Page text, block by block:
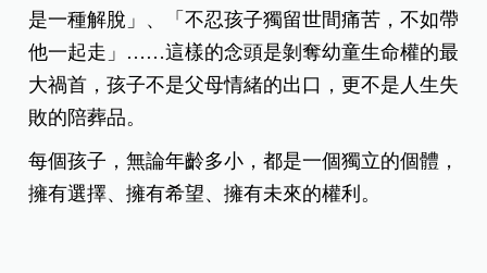
是一種解脫」、「不忍孩子獨留世間痛苦，不如帶
他一起走」……這樣的念頭是剝奪幼童生命權的最
大禍首，孩子不是父母情緒的出口，更不是人生失
敗的陪葬品。
每個孩子，無論年齡多小，都是一個獨立的個體，
擁有選擇、擁有希望、擁有未來的權利。